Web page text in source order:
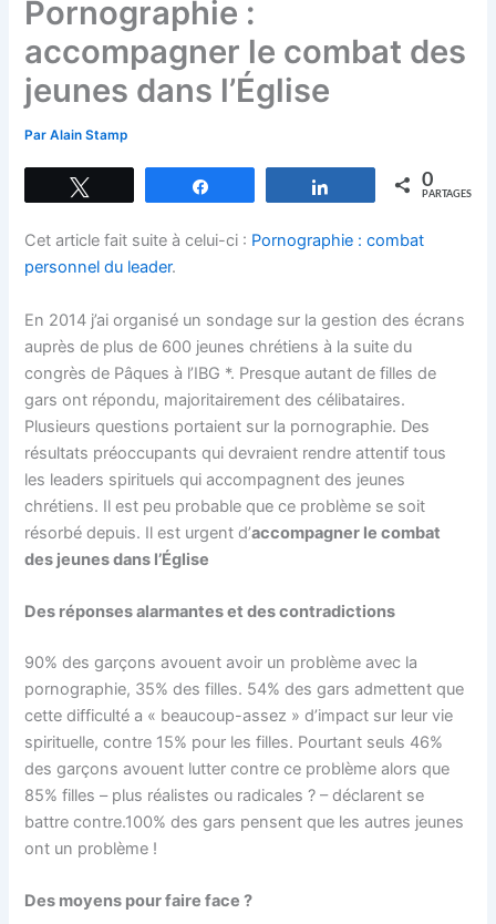
Pornographie :
accompagner le combat des
jeunes dans l’Église
ParAlain Stamp
Partagez 0
PARTAGES
Cet article fait suite à celui-ci : Pornographie : combat
personnel du leader.
En 2014 j’ai organisé un sondage sur la gestion des écrans
auprès de plus de 600 jeunes chrétiens à la suite du
congrès de Pâques à l’IBG *. Presque autant de filles de
gars ont répondu, majoritairement des célibataires.
Plusieurs questions portaient sur la pornographie. Des
résultats préoccupants qui devraient rendre attentif tous
les leaders spirituels qui accompagnent des jeunes
chrétiens. Il est peu probable que ce problème se soit
résorbé depuis. Il est urgent d’accompagner le combat
des jeunes dans l’Église
Des réponses alarmantes et des contradictions
90% des garçons avouent avoir un problème avec la
pornographie, 35% des filles. 54% des gars admettent que
cette difficulté a « beaucoup-assez » d’impact sur leur vie
spirituelle, contre 15% pour les filles. Pourtant seuls 46%
des garçons avouent lutter contre ce problème alors que
85% filles – plus réalistes ou radicales ? – déclarent se
battre contre.100% des gars pensent que les autres jeunes
ont un problème !
Des moyens pour faire face ?